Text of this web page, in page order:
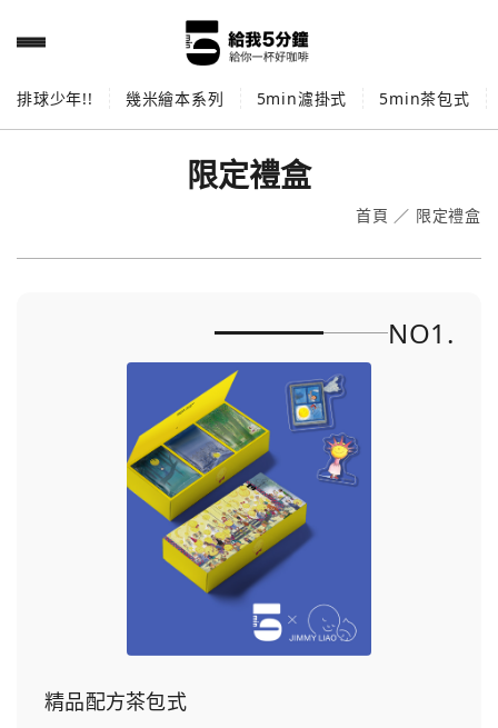
排球少年!! 幾米繪本系列 5min濾掛式 5min茶包式
限定禮盒
首頁 ／ 限定禮盒
NO1.
精品配方茶包式